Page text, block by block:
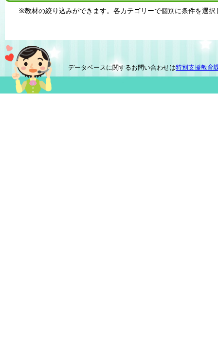
※教材の絞り込みができます。各カテゴリーで個別に条件を選択
データベースに関するお問い合わせは特別支援教育